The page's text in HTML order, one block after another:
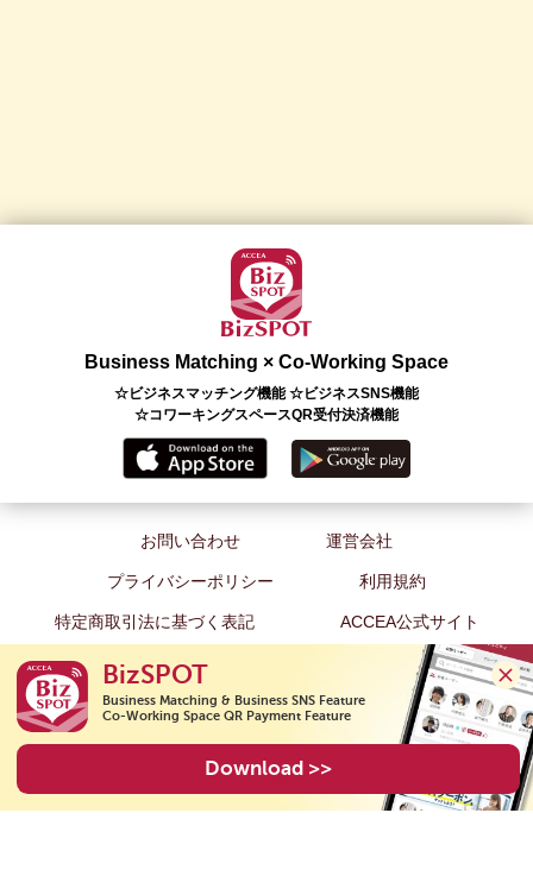
Business Matching × Co-Working Space
☆ビジネスマッチング機能 ☆ビジネスSNS機能
☆コワーキングスペースQR受付決済機能
お問い合わせ 運営会社
プライバシーポリシー 利用規約
特定商取引法に基づく表記 ACCEA公式サイト
BizSPOT
Business Matching & Business SNS Feature
Co-Working Space QR Payment Feature
Download >>